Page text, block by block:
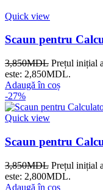
Quick view
Scaun pentru
3,850MDL Prețul inițial
este: 2,850MDL.
Adaugă în coș
-27%
Quick view
Scaun pentru
3,850MDL Prețul inițial
este: 2,800MDL.
Adaugă în coș